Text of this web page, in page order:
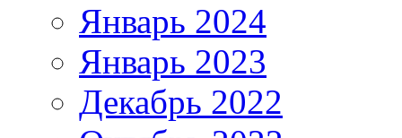
Январь 2024
Январь 2023
Декабрь 2022